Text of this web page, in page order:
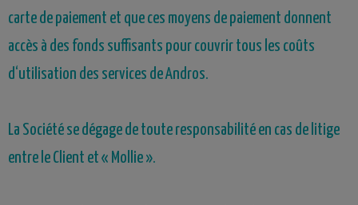
carte de paiement et que ces moyens de paiement donnent
accès à des fonds suffisants pour couvrir tous les coûts
d‘utilisation des services de Andros.
La Société se dégage de toute responsabilité en cas de litige
entre le Client et « Mollie ».